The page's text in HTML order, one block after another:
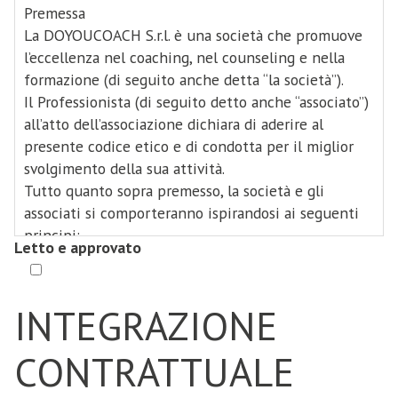
riferimento al rapporto di lavoro subordinato.
Tutto ciò premesso tra le parti si conviene e stipula
quanto segue:
Articolo 1 – Premesse
Le premesse formano parte integrante e sostanziale
di quanto di seguito specificato e precisato;
Articolo 2 – Attività e quota associativa alla
piattaforma
L’attività di coaching, counseling e di formazione e
sviluppo verrà svolta in piena autonomia con
dal Professionista che abbia pagato la propria quota
associativa annuale alla società.
Il Professionista si impegna a pagare la quota
associativa è pari a € 120,00 (centoventi/00) oltre
Premessa
La DOYOUCOACH S.r.l. è una società che promuove
l’eccellenza nel coaching, nel counseling e nella
formazione (di seguito anche detta “la società”).
Il Professionista (di seguito detto anche “associato”)
all’atto dell’associazione dichiara di aderire al
presente codice etico e di condotta per il miglior
svolgimento della sua attività.
Tutto quanto sopra premesso, la società e gli
associati si comporteranno ispirandosi ai seguenti
principi:
Etica L’associato si impegna a tenere un
comportamento, personale e professionale, retto e
Si impegna non fornire false informazioni su cosa
gli utenti otterranno durante le sessioni di
coaching e a spiegare accuratamente la natura del
servizio offerto, la natura ed i limiti della
Letto e approvato
INTEGRAZIONE
CONTRATTUALE